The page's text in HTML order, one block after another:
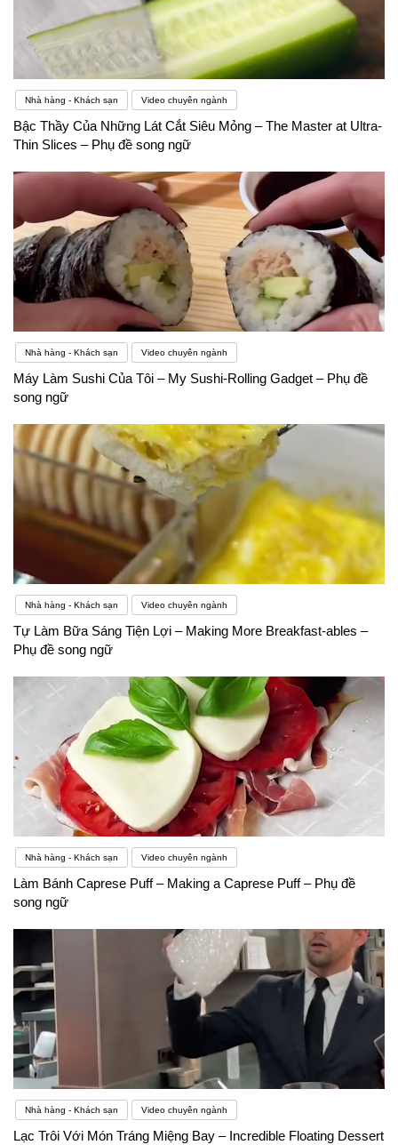
Nhà hàng - Khách sạn Video chuyên ngành
Bậc Thầy Của Những Lát Cắt Siêu Mỏng – The Master at Ultra-
Thin Slices – Phụ đề song ngữ
Nhà hàng - Khách sạn Video chuyên ngành
Máy Làm Sushi Của Tôi – My Sushi-Rolling Gadget – Phụ đề
song ngữ
Nhà hàng - Khách sạn Video chuyên ngành
Tự Làm Bữa Sáng Tiện Lợi – Making More Breakfast-ables –
Phụ đề song ngữ
Nhà hàng - Khách sạn Video chuyên ngành
Làm Bánh Caprese Puff – Making a Caprese Puff – Phụ đề
song ngữ
Nhà hàng - Khách sạn Video chuyên ngành
Lạc Trôi Với Món Tráng Miệng Bay – Incredible Floating Dessert